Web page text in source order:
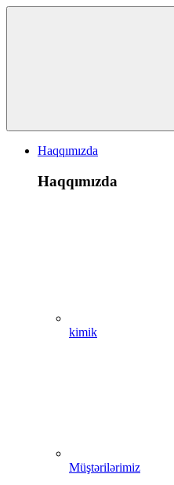
Haqqımızda
Haqqımızda
kimik
Müştərilərimiz